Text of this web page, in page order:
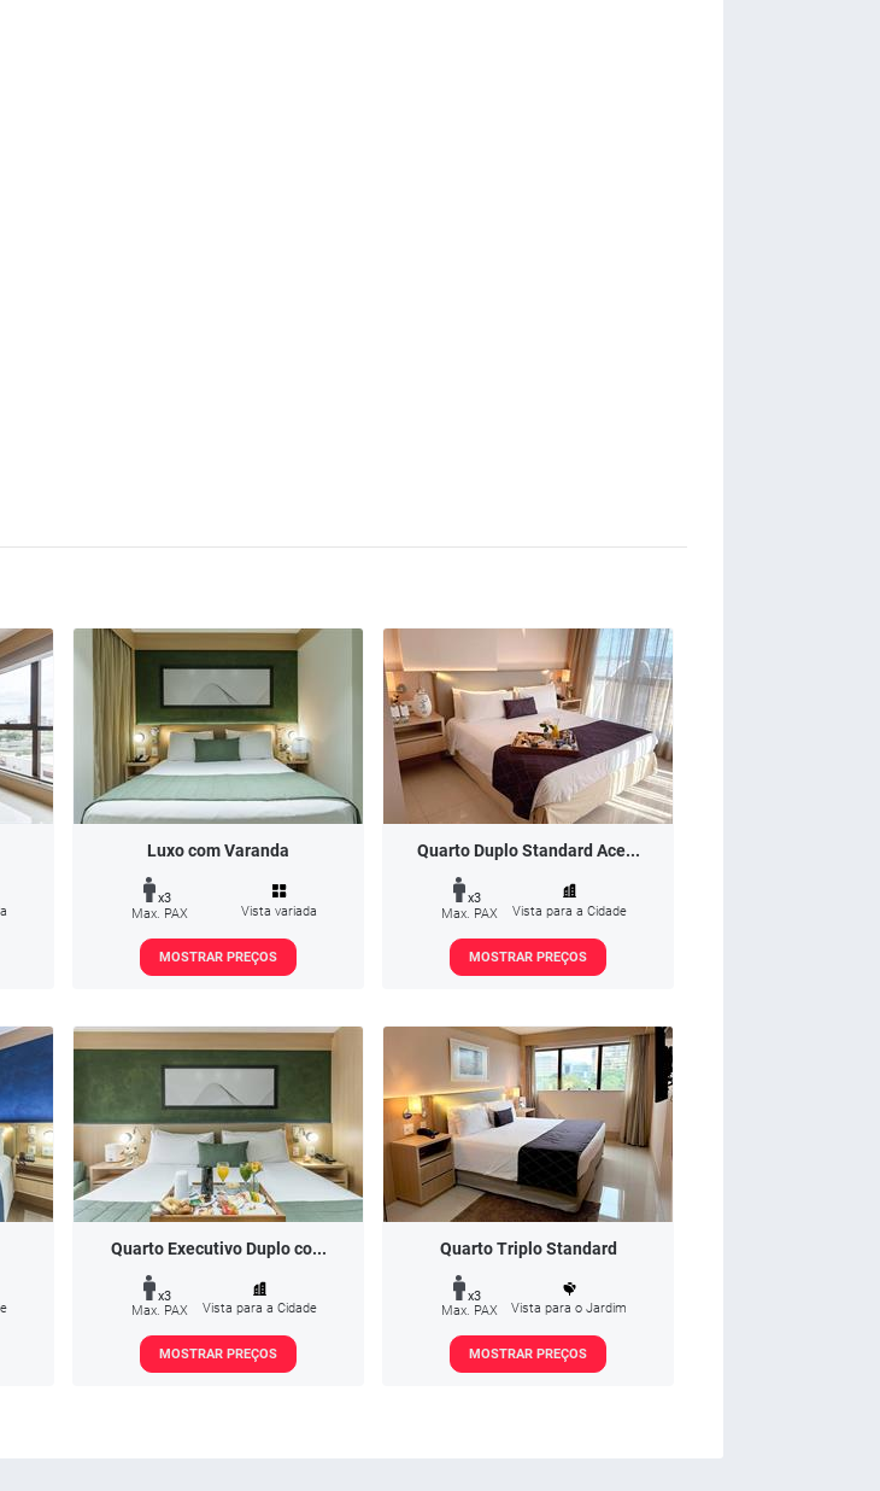
Luxo com Varanda
x3
Max. PAX
Vista variada
MOSTRAR PREÇOS
Quarto Duplo Standard Ace...
x3
Max. PAX
Vista para a Cidade
MOSTRAR PREÇOS
Quarto Executivo Duplo co...
x3
Max. PAX
Vista para a Cidade
MOSTRAR PREÇOS
Quarto Triplo Standard
x3
Max. PAX
Vista para o Jardim
MOSTRAR PREÇOS